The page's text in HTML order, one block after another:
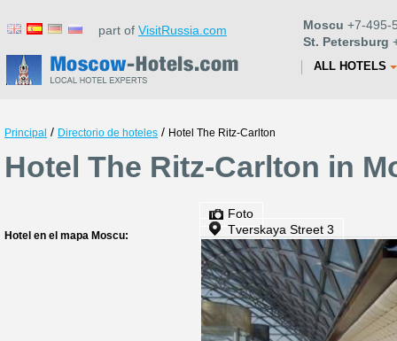
part of VisitRussia.com Moscu +7-495-
St. Petersburg
ALL HOTELS
Principal / Directorio de hoteles / Hotel The Ritz-Carlton
Hotel The Ritz-Carlton in
Hotel en el mapa Moscu:
Foto
Tverskaya Street 3